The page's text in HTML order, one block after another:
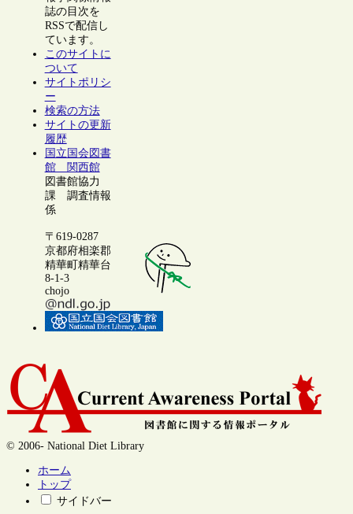
誌の目次を
RSSで配信し
ています。
このサイトに
ついて
サイトポリシ
ー
検索の方法
サイトの更新
履歴
国立国会図書
館 関西館
図書館協力
課 調査情報
係
〒619-0287
京都府相楽郡
精華町精華台
8-1-3
chojo
© 2006- National Diet Library
ホーム
トップ
サイドバー